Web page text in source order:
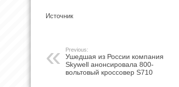
Источник
Previous:
Ушедшая из России компания
Skywell анонсировала 800-
вольтовый кроссовер S710